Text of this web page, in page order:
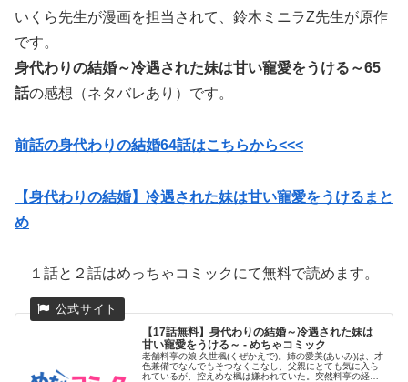
いくら先生が漫画を担当されて、 鈴木ミニラZ先生が原作
です。
身代わりの結婚～冷遇された妹は甘い寵愛をうける～65
話の感想（ネタバレあり）です。
前話の身代わりの結婚64話はこちらから<<<
【身代わりの結婚】冷遇された妹は甘い寵愛をうけるまと
め
１話と２話はめっちゃコミックにて無料で読めます。
【17話無料】身代わりの結婚～冷遇された妹は
甘い寵愛をうける～ - めちゃコミック
老舗料亭の娘 久世楓(くぜかえで)。姉の愛美(あいみ)は、才
色兼備でなんでもそつなくこなし、父親にとても気に入ら
れているが、控えめな楓は嫌われていた。突然料亭の経営